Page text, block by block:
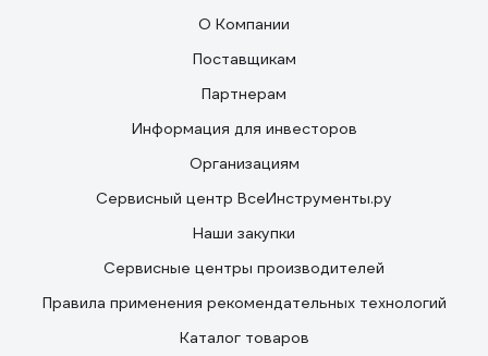
О Компании
Поставщикам
Партнерам
Информация для инвесторов
Организациям
Сервисный центр ВсеИнструменты.ру
Наши закупки
Сервисные центры производителей
Правила применения рекомендательных технологий
Каталог товаров